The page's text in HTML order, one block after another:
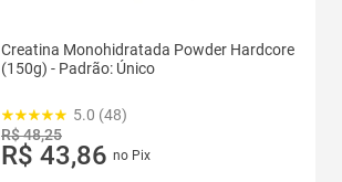
Creatina Monohidratada Powder Hardcore
(150g) - Padrão: Único
5.0 (48)
R$ 48,25
R$ 43,86 no Pix